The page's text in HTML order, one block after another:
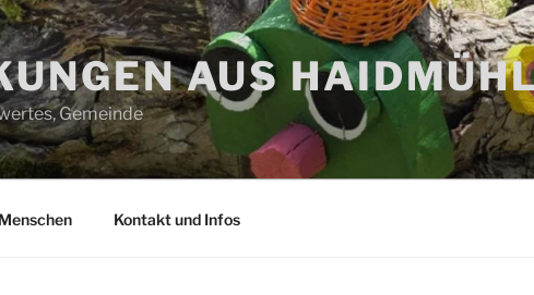
AUS
Gemeinde
Menschen Kontakt und Infos